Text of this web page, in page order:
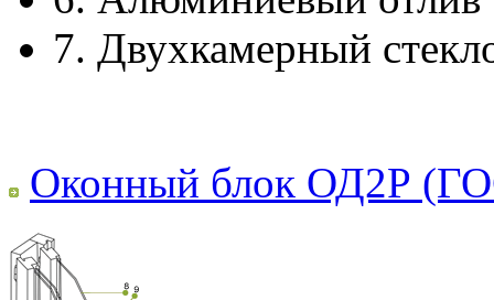
7. Двухкамерный
Оконный блок ОД2Р